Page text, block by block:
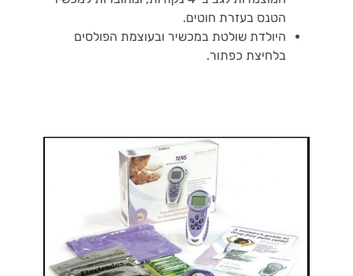
הטנס בעזרת חוטים.
היולדת שולטת במכשיר ובעוצמת הפולסים
בלחיצת כפתור.